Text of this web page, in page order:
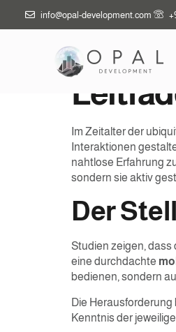
info@opal-development.com
Im Zeitalter der
Interaktionen
nahtlose Erfahrung
sondern sie aktiv
Der
Studien zeigen, dass
eine durchdachte
bedienen, sondern
Die
Kenntnis der